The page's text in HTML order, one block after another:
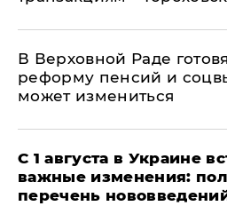
В Верховной Раде
реформу пенсий и
может измениться
С 1 августа в Украине
важные изменения:
перечень